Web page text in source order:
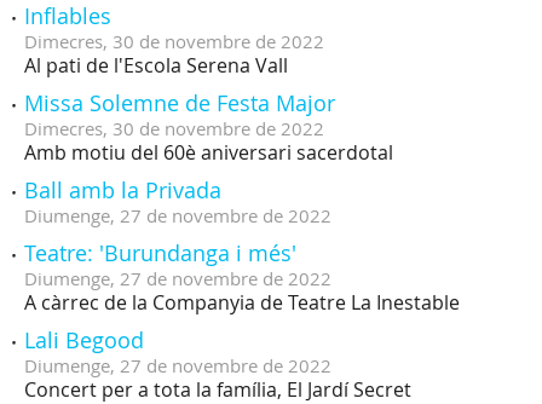
Inflables
Dimecres, 30 de novembre de 2022
Al pati de l'Escola Serena Vall
Missa Solemne de Festa Major
Dimecres, 30 de novembre de 2022
Amb motiu del 60è aniversari sacerdotal
Ball amb la Privada
Diumenge, 27 de novembre de 2022
Teatre: 'Burundanga i més'
Diumenge, 27 de novembre de 2022
A càrrec de la Companyia de Teatre La Inestable
Lali Begood
Diumenge, 27 de novembre de 2022
Concert per a tota la família, El Jardí Secret